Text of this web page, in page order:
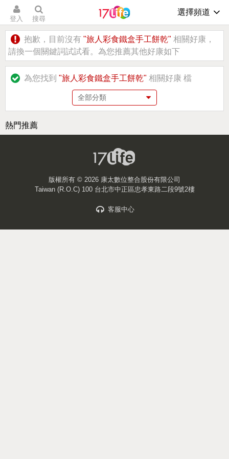
登入 搜尋
選擇頻道
抱歉，目前沒有 "旅人彩食鐵盒手工餅乾"相關好康，
請換一個關鍵詞試試看。為您推薦其他好康如下
為您找到 "旅人彩食鐵盒手工餅乾"相關好康檔
熱門推薦
版權所有 © 2026 康太數位整合股份有限公司
Taiwan (R.O.C) 100 台北市中正區忠孝東路二段9號2樓
客服中心